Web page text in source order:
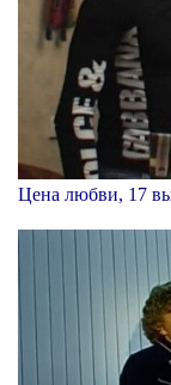
Цена любви, 17